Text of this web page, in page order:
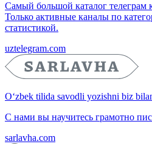
Самый большой каталог телеграм
Только активные каналы по
статистикой.
uztelegram.com
O‘zbek tilida savodli yozishni biz
С нами вы научитесь грамотно
sarlavha.com